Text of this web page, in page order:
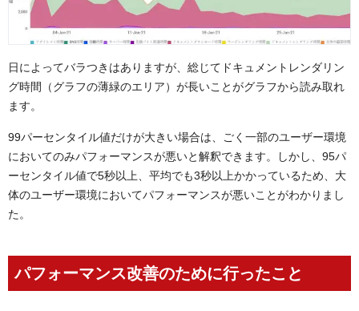
日によってバラつきはありますが、総じてドキュメントレンダリン
グ時間（グラフの薄緑のエリア）が長いことがグラフから読み取れ
ます。
99パーセンタイル値だけが大きい場合は、ごく一部のユーザー環境
においてのみパフォーマンスが悪いと解釈できます。しかし、95パ
ーセンタイル値で5秒以上、平均でも3秒以上かかっているため、大
体のユーザー環境においてパフォーマンスが悪いことがわかりまし
た。
パフォーマンス改善のために行ったこと